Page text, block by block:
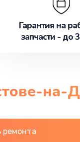
Гарантия на
запчасти - до
на-
ремонта